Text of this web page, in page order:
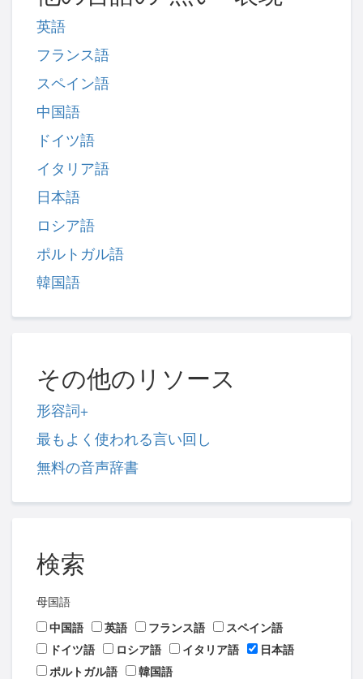
英語
フランス語
スペイン語
中国語
ドイツ語
イタリア語
日本語
ロシア語
ポルトガル語
韓国語
その他のリソース
形容詞+
最もよく使われる言い回し
無料の音声辞書
検索
母国語
中国語
英語 フランス語
スペイン語
ドイツ語
ロシア語 イタリア語
日本語
ポルトガル語
韓国語